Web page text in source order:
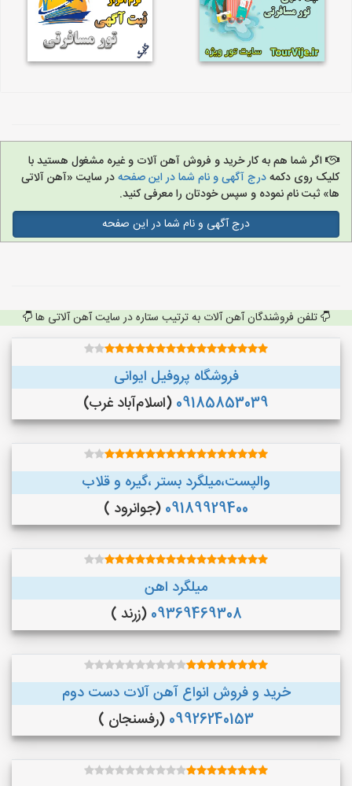
اگر شما هم به کار خرید و فروش آهن آلات و غیره مشغول هستید با
کلیک روی دکمهدرج آگهی و نام شما در این صفحهدر سایت «آهن آلاتی
ها» ثبت نام نموده و سپس خودتان را معرفی کنید.
درج آگهی و نام شما در این صفحه
تلفن فروشندگان آهن آلات به ترتیب ستاره در سایت آهن آلاتی ها
فروشگاه پروفیل ایوانی
09185853039 (اسلام‌آباد غرب)
والپست،میلگرد بستر ،گیره و قلاب
09189929400 (جوانرود )
میلگرد اهن
09369469308 (زرند )
خرید و فروش انواع آهن آلات دست دوم
09926240153 (رفسنجان )